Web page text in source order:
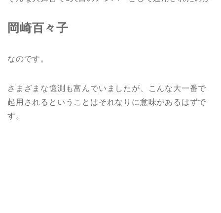
岡崎百々子
なのです。
さまざまな憶測も富んでいましたが、こんな大一番で
起用されるということはそれなりに意味があるはずで
す。